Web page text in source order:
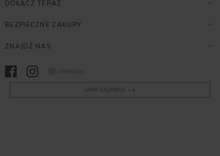
DOŁĄCZ TERAZ
BEZPIECZNE ZAKUPY
ZNAJDŹ NAS
MAPA SALONÓW